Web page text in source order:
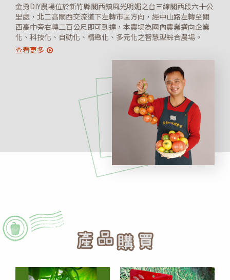
金勇DIY農場位於新竹縣關西鎮風光明媚之台三線關西段六十公
里處，北二高關西交流道下左轉市區方向，經中山路左轉至關
西高中旁右轉二百公尺即可到達，本農場為國內農業邁向企業
化、科技化、自動化、精緻化、多元化之智慧型綜合農場。
查看更多